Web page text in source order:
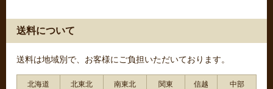
送料について
送料は地域別で、お客様にご負担いただいております。
北海道 北東北 南東北 関東 信越 中部